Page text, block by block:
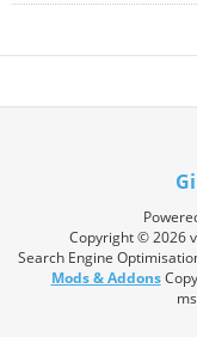
Copyright © 2026
Search Engine
Mods & Addons